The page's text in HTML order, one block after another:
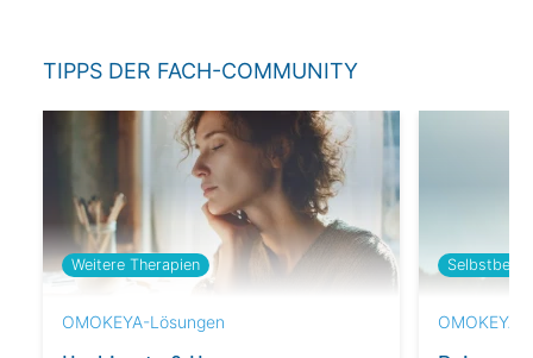
TIPPS DER FACH-COMMUNITY
Weitere Therapien
OMOKEYA-Lösungen OMOKEYA-